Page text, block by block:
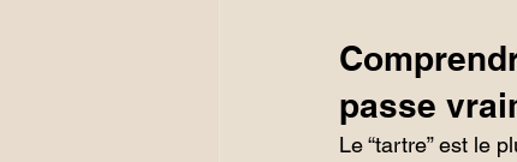
passe
Le “tartre” est le